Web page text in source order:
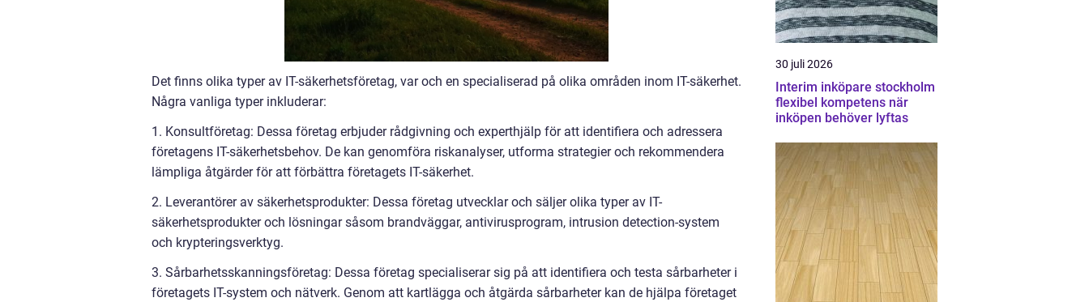
Det finns olika typer av IT-säkerhetsföretag, var och en specialiserad på olika områden inom IT-säkerhet.
Några vanliga typer inkluderar:
1. Konsultföretag: Dessa företag erbjuder rådgivning och experthjälp för att identifiera och adressera
företagens IT-säkerhetsbehov. De kan genomföra riskanalyser, utforma strategier och rekommendera
lämpliga åtgärder för att förbättra företagets IT-säkerhet.
2. Leverantörer av säkerhetsprodukter: Dessa företag utvecklar och säljer olika typer av IT-
säkerhetsprodukter och lösningar såsom brandväggar, antivirusprogram, intrusion detection-system
och krypteringsverktyg.
3. Sårbarhetsskanningsföretag: Dessa företag specialiserar sig på att identifiera och testa sårbarheter i
företagets IT-system och nätverk. Genom att kartlägga och åtgärda sårbarheter kan de hjälpa företaget
30 juli 2026
Interim inköpare stockholm
flexibel kompetens när
inköpen behöver lyftas